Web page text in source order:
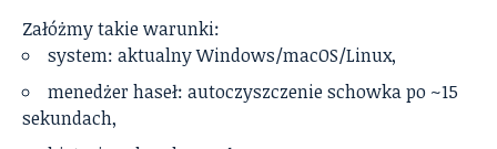
Załóżmy takie warunki:
system: aktualny Windows/macOS/Linux,
menedżer haseł: autoczyszczenie schowka po ~15
sekundach,